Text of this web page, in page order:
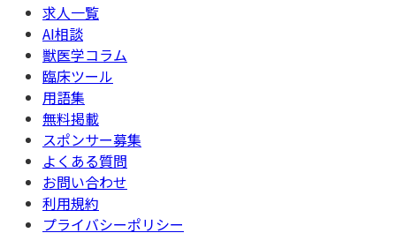
求人一覧
AI相談
獣医学コラム
臨床ツール
用語集
無料掲載
スポンサー募集
よくある質問
お問い合わせ
利用規約
プライバシーポリシー